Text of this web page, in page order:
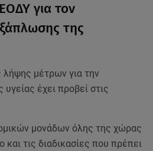
για τον
της
μέτρων για την
έχει προβεί στις
μονάδων όλης της χώρας
και τις διαδικασίες που πρέπει